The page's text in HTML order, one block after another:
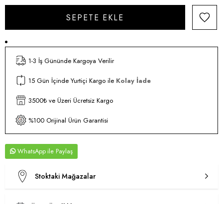
1-3 İş Gününde Kargoya Verilir
15 Gün İçinde Yurtiçi Kargo ile Kolay İade
3500₺ ve Üzeri Ücretsiz Kargo
%100 Orijinal Ürün Garantisi
WhatsApp
Stoktaki Mağazalar